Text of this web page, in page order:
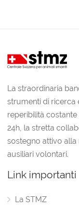
La straordinaria
strumenti di ricerca
reperibilità
24h, la stretta
sostegno attivo
ausiliari volontari.
Link importanti
La STMZ